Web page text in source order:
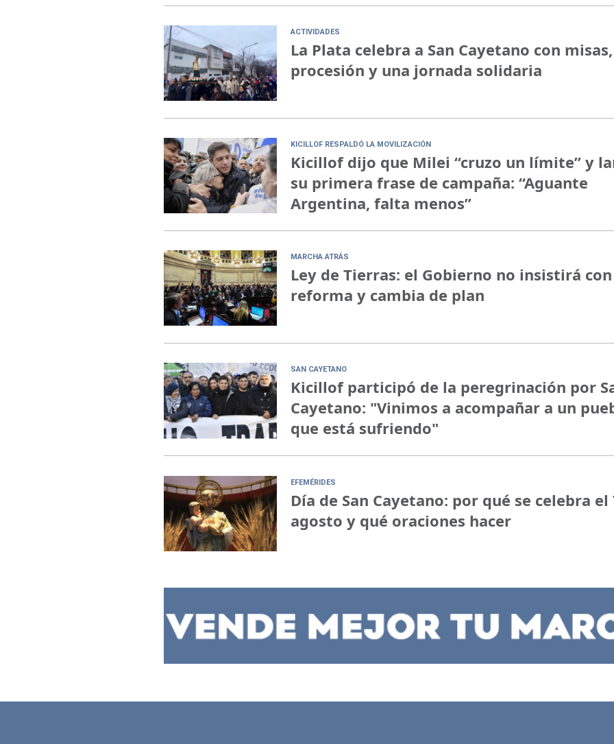
ACTIVIDADES
La Plata celebra a San Cayetano con misas,
procesión y una jornada solidaria
KICILLOF RESPALDÓ LA MOVILIZACIÓN
Kicillof dijo que Milei “cruzo un límite” y
su primera frase de campaña: “Aguante
Argentina, falta menos”
MARCHA ATRÁS
Ley de Tierras: el Gobierno no insistirá
reforma y cambia de plan
SAN CAYETANO
Kicillof participó de la peregrinación por
Cayetano: "Vinimos a acompañar a un
que está sufriendo"
EFEMÉRIDES
Día de San Cayetano: por qué se celebra el
agosto y qué oraciones hacer